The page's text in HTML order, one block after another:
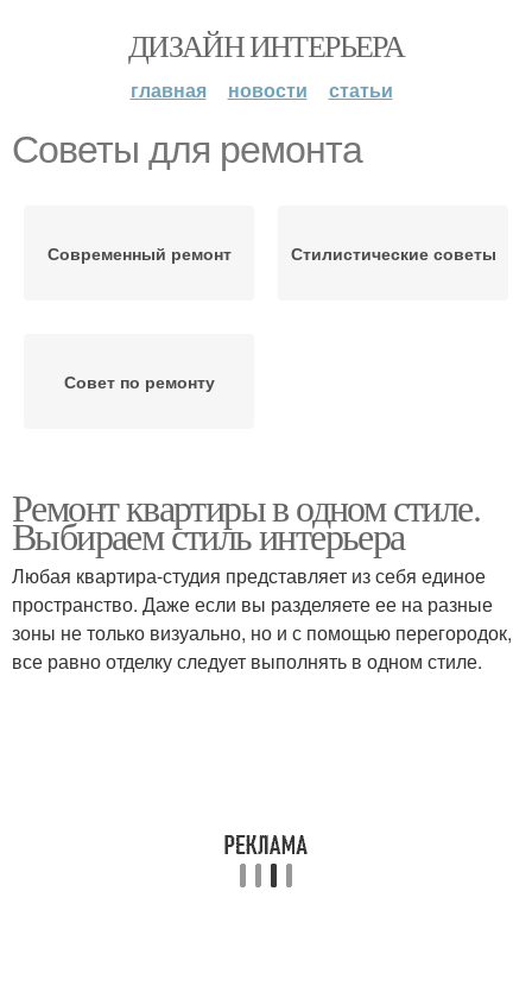
ДИЗАЙН ИНТЕРЬЕРА
главная новости статьи
Советы для ремонта
Современный ремонт Стилистические советы
Совет по ремонту
Ремонт квартиры в одном стиле.
Выбираем стиль интерьера
Любая квартира-студия представляет из себя единое
пространство. Даже если вы разделяете ее на разные
зоны не только визуально, но и с помощью перегородок,
все равно отделку следует выполнять в одном стиле.